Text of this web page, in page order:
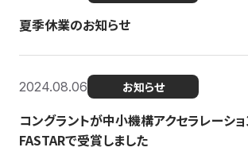
夏季休業のお知らせ
2024.08.06 お知らせ
コングラントが中小機構アクセラレーシ
FASTARで受賞しました